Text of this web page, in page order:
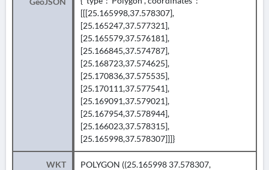
[[[25.165998,37.578307],
[25.165247,37.577321],
[25.165579,37.576181],
[25.166845,37.574787],
[25.168723,37.574625],
[25.170836,37.575535],
[25.170111,37.577541],
[25.169091,37.579021],
[25.167954,37.578944],
[25.166023,37.578315],
[25.165998,37.578307]]]}
WKT
POLYGON ((25.165998 37.578307,